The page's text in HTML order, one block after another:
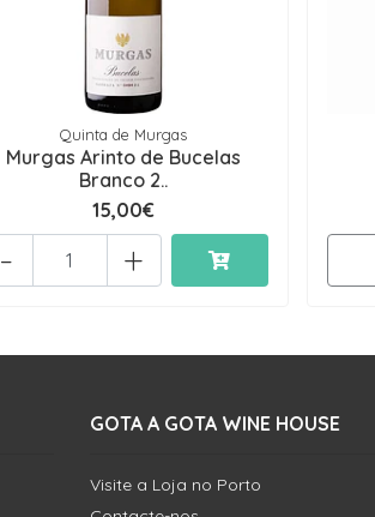
Quinta de Murgas
Murgas Arinto de Bucelas
Branco 2..
15,00€
+
-
GOTA A GOTA WINE HOUSE
Visite a Loja no Porto